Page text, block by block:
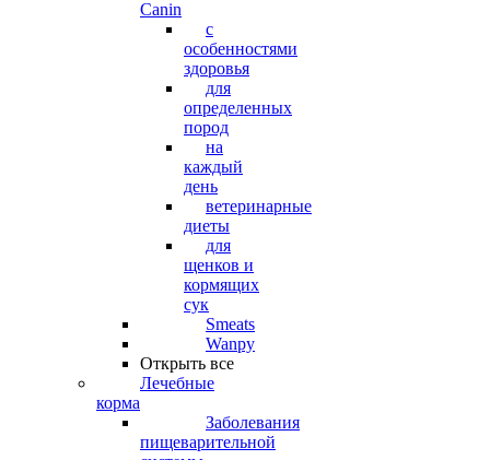
Canin
с
особенностями
здоровья
для
определенных
пород
на
каждый
день
ветеринарные
диеты
для
щенков и
кормящих
сук
Smeats
Wanpy
Открыть все
Лечебные
корма
Заболевания
пищеварительной